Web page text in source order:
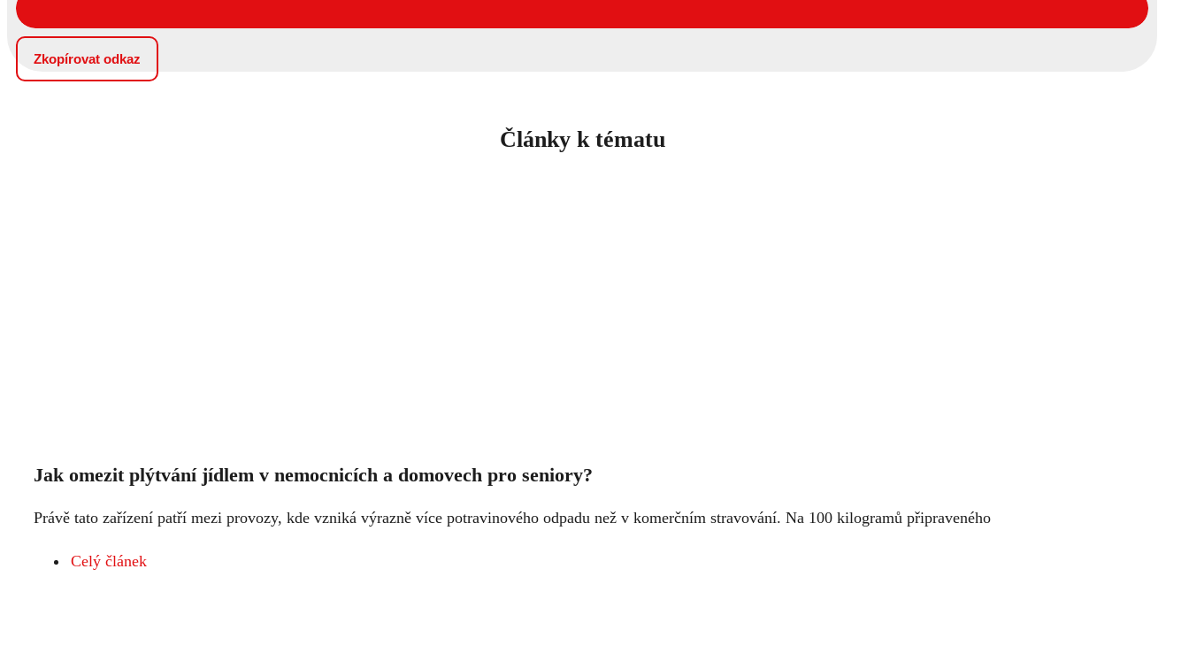
Zkopírovat odkaz
Články k tématu
Jak omezit plýtvání jídlem v nemocnicích a domovech pro seniory?
Právě tato zařízení patří mezi provozy, kde vzniká výrazně více potravinového odpadu než v komerčním stravování. Na 100 kilogramů připraveného
Celý článek